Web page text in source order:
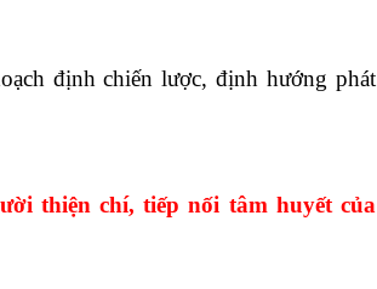
định chiến lược, định hướng phát
thiện chí, tiếp nối tâm huyết của